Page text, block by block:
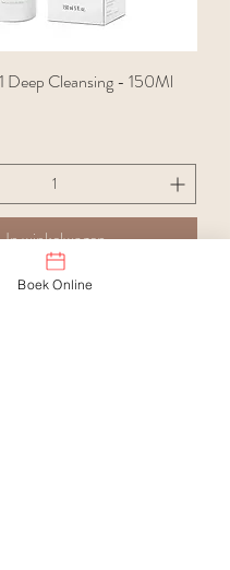
Deep Cleansing - 150Ml
In winkelwagen
Boek Online